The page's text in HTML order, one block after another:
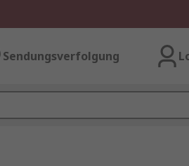
Sendungsverfolgung